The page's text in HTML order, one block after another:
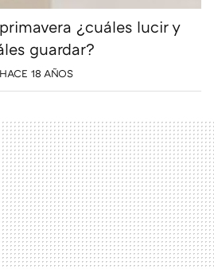
¿cuáles lucir y
guardar?
HACE 18 AÑOS